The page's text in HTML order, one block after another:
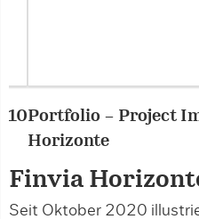
Portfolio – Project
Horizonte
Finvia
Seit Oktober 2020